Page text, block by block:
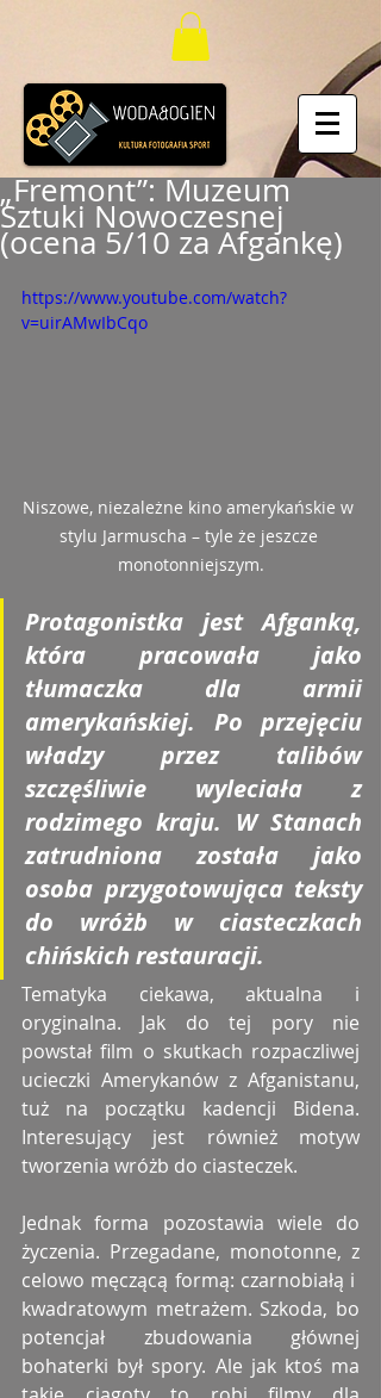
„Fremont”: Muzeum
Sztuki Nowoczesnej
(ocena 5/10 za Afgankę)
https://www.youtube.com/watch?
v=uirAMwIbCqo
Niszowe, niezależne kino amerykańskie w
stylu Jarmuscha – tyle że jeszcze
monotonniejszym.
Protagonistka jest Afganką,
która pracowała jako
tłumaczka dla armii
amerykańskiej. Po przejęciu
władzy przez talibów
szczęśliwie wyleciała z
rodzimego kraju. W Stanach
zatrudniona została jako
osoba przygotowująca teksty
do wróżb w ciasteczkach
chińskich restauracji.
Tematyka ciekawa, aktualna i
oryginalna. Jak do tej pory nie
powstał film o skutkach rozpaczliwej
ucieczki Amerykanów z Afganistanu,
tuż na początku kadencji Bidena.
Interesujący jest również motyw
tworzenia wróżb do ciasteczek.
Jednak forma pozostawia wiele do
życzenia. Przegadane, monotonne, z
celowo męczącą formą: czarnobiałą i
kwadratowym metrażem. Szkoda, bo
potencjał zbudowania głównej
bohaterki był spory. Ale jak ktoś ma